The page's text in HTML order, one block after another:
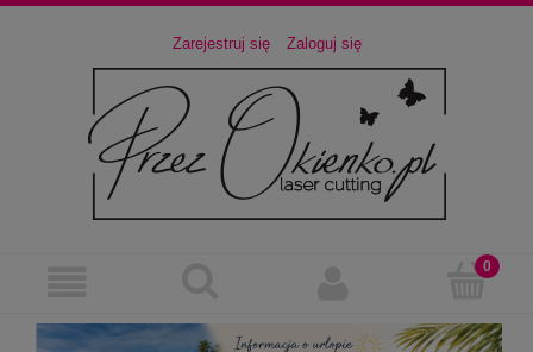
Zarejestruj się Zaloguj się